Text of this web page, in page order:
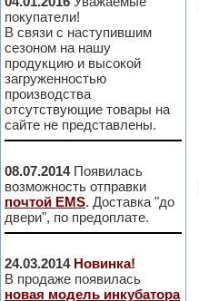
покупатели!
В связи с наступившим
сезоном на нашу
продукцию и высокой
загруженностью
производства
отсутствующие товары на
сайте не представлены.
08.07.2014Появилась
возможность отправки
почтой EMS. Доставка "до
двери", по предоплате.
24.03.2014 Новинка!
В продаже появилась
новая модель инкубатора